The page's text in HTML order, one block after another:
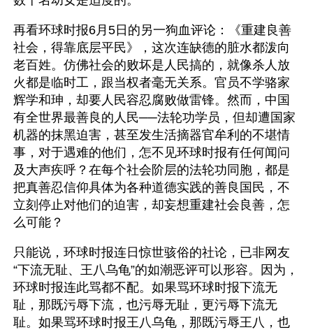
再看环球时报6月5日的另一狗血评论：《重建良善
社会，得靠底层平民》，这次连缺德的脏水都泼向
老百姓。仿佛社会的败坏是人民搞的，就像杀人放
火都是临时工，跟当权者毫无关系。官员不学骆家
辉学和珅，却要人民容忍腐败做雷锋。然而，中国
有全世界最善良的人民──法轮功学员，但却遭国家
机器的抹黑迫害，甚至发生活摘器官牟利的不堪情
事，对于遇难的他们，怎不见环球时报有任何闻问
及大声疾呼？在每个社会阶层的法轮功同胞，都是
把真善忍信仰具体为各种道德实践的善良国民，不
立刻停止对他们的迫害，却妄想重建社会良善，怎
么可能？
只能说，环球时报连日惊世骇俗的社论，已非网友
“下流无耻、王八乌龟”的如潮恶评可以形容。因为，
环球时报连此骂都不配。如果骂环球时报下流无
耻，那既污辱下流，也污辱无耻，更污辱下流无
耻。如果骂环球时报王八乌龟，那既污辱王八，也